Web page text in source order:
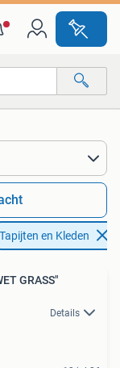
Tapijten en Kleden
GRASS"
Details